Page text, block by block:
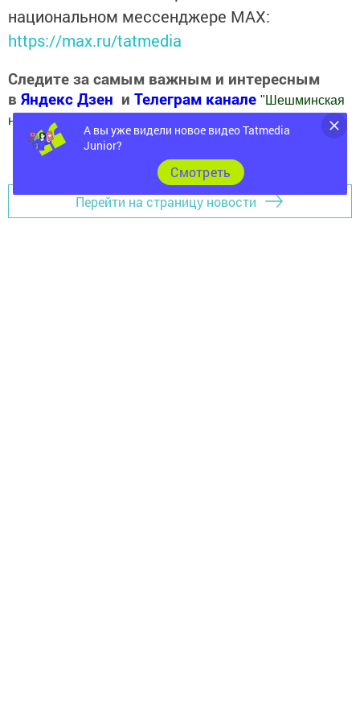
национальном мессенджере MАХ:
https://max.ru/tatmedia
Следите за самым важным и интересным
в Яндекс Дзен и Телеграм канале " Шешминская
новь
Добавить Шешминскую новь в Яндекс.Новости
Перейти на страницу новости
А вы уже видели новое видео Tatmedia
Junior?
Cмотреть